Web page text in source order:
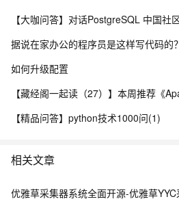
据说在家办公的程序员是这样写代码的？
如何升级配置
【精品问答】python技术1000问(1)
相关文章